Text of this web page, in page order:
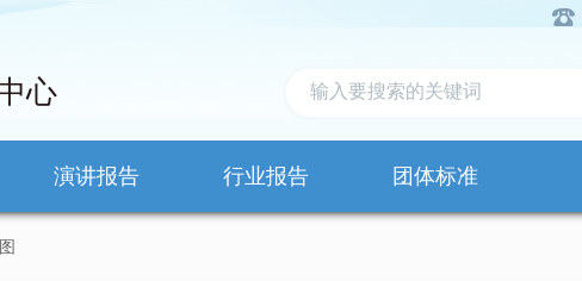
心
演讲报告 行业报告 团体标准